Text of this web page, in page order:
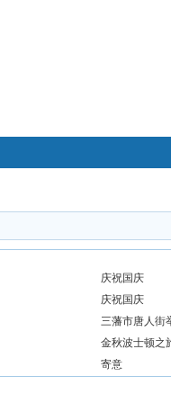
结婚 母婴 phpwind
庆祝国庆
庆祝国庆
三藩市唐人街
金秋波士顿之
寄意